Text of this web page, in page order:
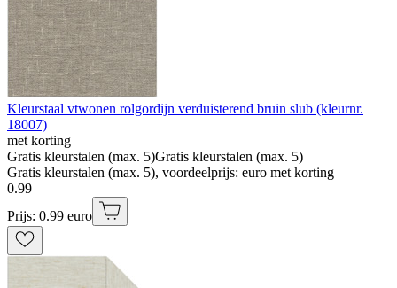
Kleurstaal vtwonen rolgordijn verduisterend bruin slub (kleurnr.
18007)
met korting
Gratis kleurstalen (max. 5)Gratis kleurstalen (max. 5)
Gratis kleurstalen (max. 5), voordeelprijs: euro met korting
0.99
Prijs: 0.99 euro